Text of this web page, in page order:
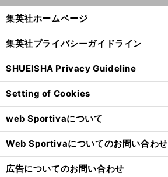
集英社ホームページ
集英社プライバシーガイドライン
SHUEISHA Privacy Guideline
Setting of Cookies
web Sportivaについて
Web Sportivaについてのお問い合わせ
広告についてのお問い合わせ